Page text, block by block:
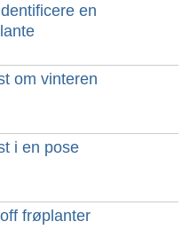
en
om vinteren
i en pose
frøplanter